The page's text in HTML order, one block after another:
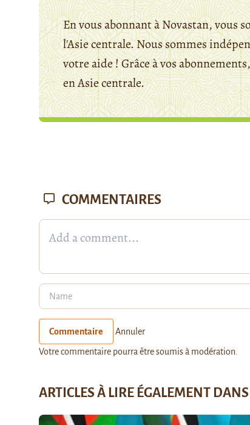
En vous abonnant à Novastan, vous
l'Asie centrale. Nous sommes
votre aide ! Grâce à vos
en Asie centrale.
COMMENTAIRES
Commentaire Annuler
Votre commentaire pourra être soumis à modération.
ARTICLES À LIRE ÉGALEMENT